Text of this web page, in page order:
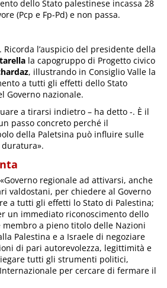
dello Stato palestinese incassa 28
(Pcp e Fp-Pd) e non passa.
l’auspicio del presidente della
la capogruppo di Progetto civico
, illustrando in Consiglio Valle la
a tutti gli effetti dello Stato
Governo nazionale.
a tirarsi indietro – ha detto -. È il
passo concreto perché il
della Paletsina può influire sulle
regionale ad attivarsi, anche
valdostani, per chiedere al Governo
a tutti gli effetti lo Stato di Palestina;
un immediato riconoscimento dello
membro a pieno titolo delle Nazioni
Palestina e a Israele di negoziare
di pari autorevolezza, legittimità e
tutti gli strumenti politici,
per cercare di fermare il